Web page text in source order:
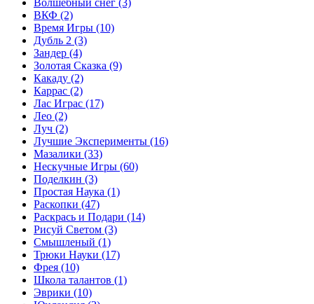
Волшебный снег (3)
ВКФ (2)
Время Игры (10)
Дубль 2 (3)
Зандер (4)
Золотая Сказка (9)
Какаду (2)
Каррас (2)
Лас Играс (17)
Лео (2)
Луч (2)
Лучшие Эксперименты (16)
Мазалики (33)
Нескучные Игры (60)
Поделкин (3)
Простая Наука (1)
Раскопки (47)
Раскрась и Подари (14)
Рисуй Светом (3)
Смышленый (1)
Трюки Науки (17)
Фрея (10)
Школа талантов (1)
Эврики (10)